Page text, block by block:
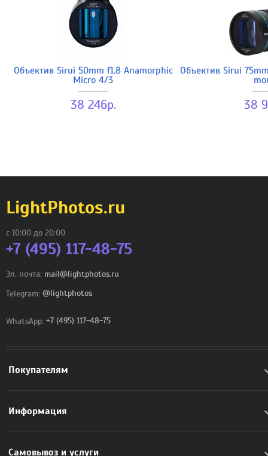
Объектив Sirui 50mm f1.8 Anamorphic
Micro 4/3
38 246р.
Объектив Sirui
38
LightPhotos.ru
с 10:00 до 20:00
+7 (495) 117-48-75
Эл. почта: mail@lightphotos.ru
Telegram: @lightphotos
WhatsApp: +7 (495) 117-48-75
Покупателям
Информация
Самовывоз и услуги